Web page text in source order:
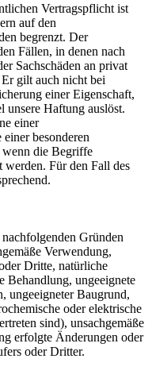
Vertragspflicht ist
auf den
begrenzt. Der
Fällen, in denen nach
Sachschäden an privat
gilt auch nicht bei
einer Eigenschaft,
unsere Haftung auslöst.
einer
besonderen
wenn die Begriffe
werden. Für den Fall des
Gründen
Verwendung,
Dritte, natürliche
Behandlung, ungeeignete
ungeeigneter Baugrund,
oder elektrische
sind), unsachgemäße
erfolgte Änderungen oder
oder Dritter.